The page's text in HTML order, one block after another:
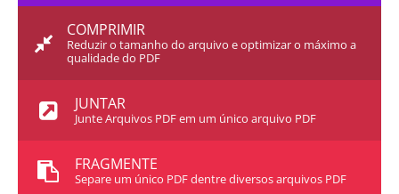
COMPRIMIR
Reduzir o tamanho do arquivo e optimizar o máximo a
qualidade do PDF
JUNTAR
Junte Arquivos PDF em um único arquivo PDF
FRAGMENTE
Separe um único PDF dentre diversos arquivos PDF